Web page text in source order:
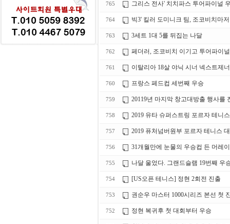
765 그리스 전사' 치치파스 투어파이널
764 빅3' 킬러 도미니크 팀, 조코비치마
763 3세트 1대 5를 뒤집는 나달
762 페더러, 조코비치 이기고 투어파이
761 이탈리아 18살 야닉 시너 넥스트제
760 프랑스 페드컵 세번째 우승
759 20119년 마지막 창고대방출 행사를
758 2019 유타 슈퍼스트링 포르자 테니
757 2019 퓨처넘버원부 포르자 테니스
756 31개월만에 눈물의 우승컵 든 머레이
755 나달 울었다. 그랜드슬램 19번째 우
754 [US오픈 테니스] 정현 2회전 진출
753 권순우 마스터 1000시리즈 본선 첫
752 정현 복귀후 첫 대회부터 우승